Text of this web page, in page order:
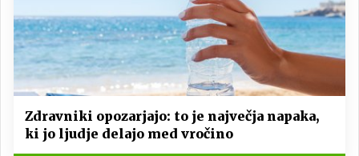
Zdravniki opozarjajo: to je največja napaka,
ki jo ljudje delajo med vročino